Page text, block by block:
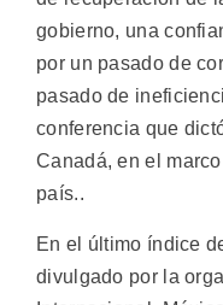
gobierno, una
por un pasado de
pasado de
conferencia que
Canadá, en el
país..
En el último índice
divulgado por la